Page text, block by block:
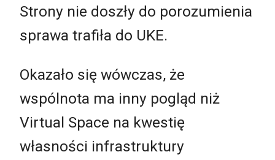
Strony nie doszły do porozumienia
sprawa trafiła do UKE.
Okazało się wówczas, że
wspólnota ma inny pogląd niż
Virtual Space na kwestię
własności infrastruktury